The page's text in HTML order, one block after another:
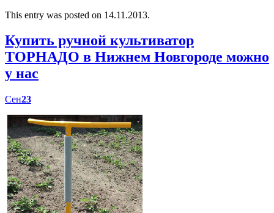
This entry was posted on 14.11.2013.
Купить ручной культиватор
ТОРНАДО в Нижнем Новгороде можно
у нас
Сен23